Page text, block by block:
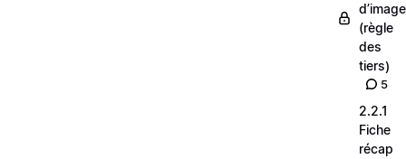
d’image
(règle
des
tiers)
5
2.2.1
Fiche
récap